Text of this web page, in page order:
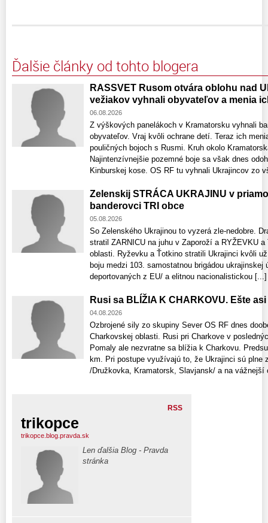
Ďalšie články od tohto blogera
RASSVET Rusom otvára oblohu nad
vežiakov vyhnali obyvateľov a menia
06.08.2026
Z výškových panelákoch v Kramatorsku vyhnali
obyvateľov. Vraj kvôli ochrane detí. Teraz ich
pouličných bojoch s Rusmi. Kruh okolo
Najintenzívnejšie pozemné boje sa však dnes
Kinburskej kose. OS RF tu vyhnali Ukrajincov zo
Zelenskij STRÁCA UKRAJINU v
banderovci TRI obce
05.08.2026
So Zelenského Ukrajinou to vyzerá zle-nedobre.
stratil ZARNICU na juhu v Zaporoží a RYŽEVKU
oblasti. Ryževku a Ťotkino stratili Ukrajinci kvôli
boju medzi 103. samostatnou brigádou
deportovaných z EU/ a elitnou nacionalistickou [...]
Rusi sa BLÍŽIA K CHARKOVU. Ešte
04.08.2026
Ozbrojené sily zo skupiny Sever OS RF dnes
Charkovskej oblasti. Rusi pri Charkove v
Pomaly ale nezvratne sa blížia k Charkovu.
km. Pri postupe využívajú to, že Ukrajinci sú plne
/Družkovka, Kramatorsk, Slavjansk/ a na vážnejší
RSS
trikopce
trikopce.blog.pravda.sk
Len ďalšia Blog - Pravda
stránka